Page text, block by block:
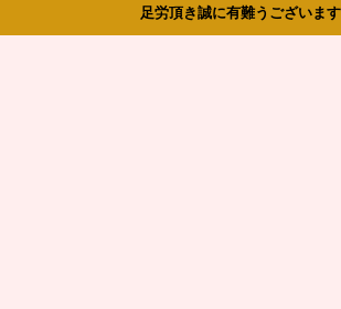
足労頂き誠に有難うございます